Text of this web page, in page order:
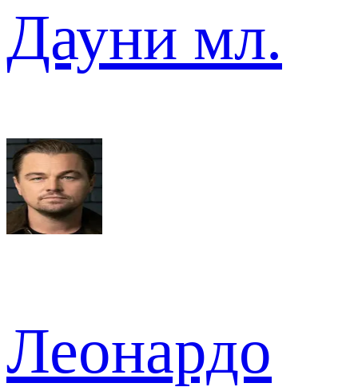
Дауни мл.
Леонардо